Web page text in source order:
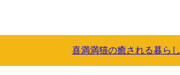
喜満満猫の癒される暮らし